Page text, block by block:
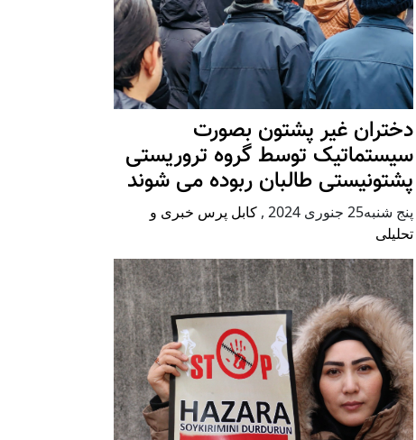
دختران غیر پشتون بصورت
سیستماتیک توسط گروه تروریستی
پشتونیستی طالبان ربوده می شوند
پنج شنبه25 جنوری 2024 , کابل پرس خبری و
تحلیلی